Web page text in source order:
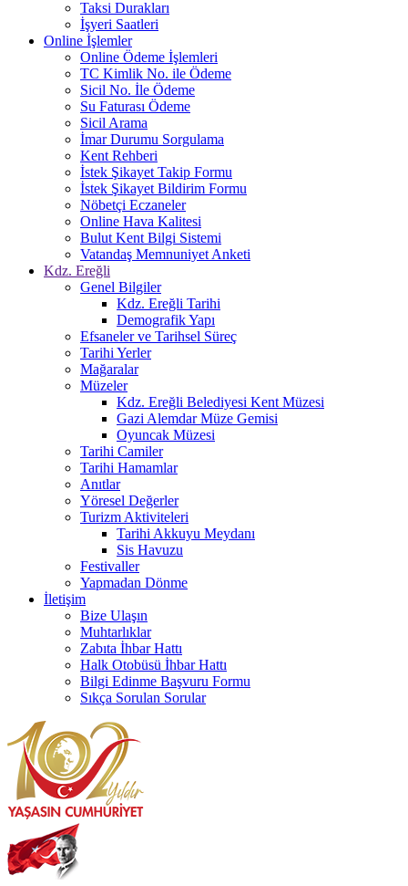
Taksi Durakları
İşyeri Saatleri
Online İşlemler
Online Ödeme İşlemleri
TC Kimlik No. ile Ödeme
Sicil No. İle Ödeme
Su Faturası Ödeme
Sicil Arama
İmar Durumu Sorgulama
Kent Rehberi
İstek Şikayet Takip Formu
İstek Şikayet Bildirim Formu
Nöbetçi Eczaneler
Online Hava Kalitesi
Bulut Kent Bilgi Sistemi
Vatandaş Memnuniyet Anketi
Kdz. Ereğli
Genel Bilgiler
Kdz. Ereğli Tarihi
Demografik Yapı
Efsaneler ve Tarihsel Süreç
Tarihi Yerler
Mağaralar
Müzeler
Kdz. Ereğli Belediyesi Kent Müzesi
Gazi Alemdar Müze Gemisi
Oyuncak Müzesi
Tarihi Camiler
Tarihi Hamamlar
Anıtlar
Yöresel Değerler
Turizm Aktiviteleri
Tarihi Akkuyu Meydanı
Sis Havuzu
Festivaller
Yapmadan Dönme
İletişim
Bize Ulaşın
Muhtarlıklar
Zabıta İhbar Hattı
Halk Otobüsü İhbar Hattı
Bilgi Edinme Başvuru Formu
Sıkça Sorulan Sorular